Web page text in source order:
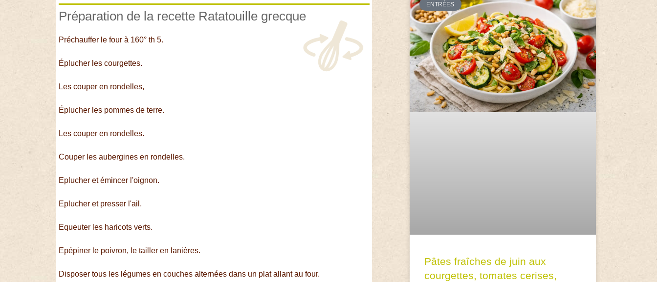
Préparation de la recette Ratatouille grecque
Préchauffer le four à 160° th 5.
Éplucher les courgettes.
Les couper en rondelles,
Éplucher les pommes de terre.
Les couper en rondelles.
Couper les aubergines en rondelles.
Eplucher et émincer l'oignon.
Eplucher et presser l'ail.
Equeuter les haricots verts.
Epépiner le poivron, le tailler en lanières.
Disposer tous les légumes en couches alternées dans un plat allant au four.
ENTRÉES
Pâtes fraîches de juin aux
courgettes, tomates cerises,